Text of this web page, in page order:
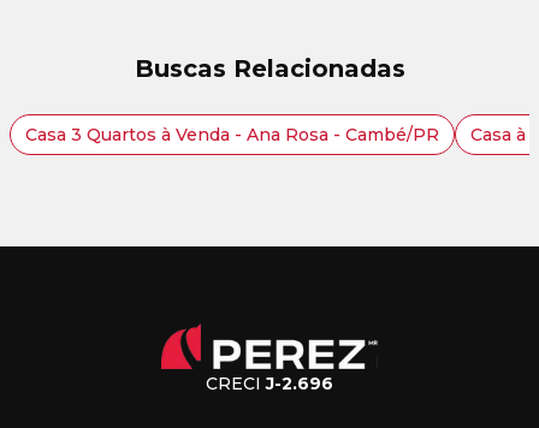
Buscas Relacionadas
Casa 3 Quartos à Venda - Ana Rosa - Cambé/PR Casa à
CRECIJ-2.696